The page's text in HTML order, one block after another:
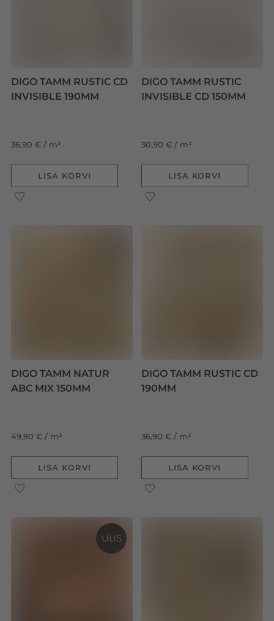
DIGO TAMM RUSTIC CD
INVISIBLE 190MM
36,90 € / m²
LISA KORVI
DIGO TAMM RUSTIC
INVISIBLE CD 150MM
30,90 € / m²
LISA KORVI
DIGO TAMM NATUR
ABC MIX 150MM
49,90 € / m²
LISA KORVI
DIGO TAMM RUSTIC CD
190MM
36,90 € / m²
LISA KORVI
UUS